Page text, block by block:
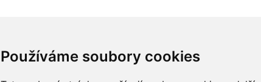
Používáme soubory cookies